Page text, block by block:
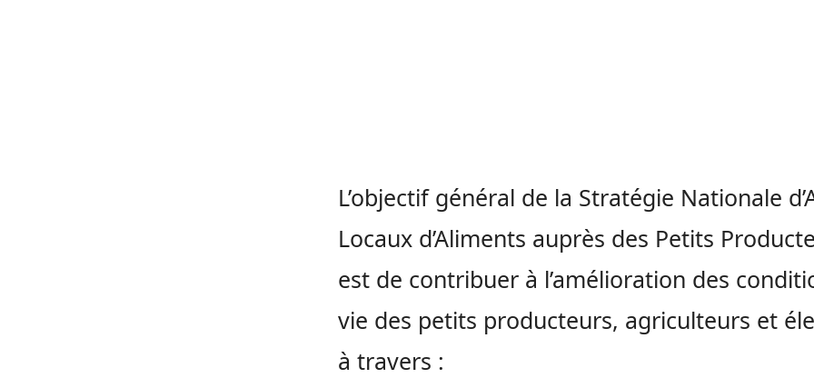
L’objectif général de la Stratégie Nationale
Locaux d’Aliments auprès des Petits
est de contribuer à l’amélioration des
vie des petits producteurs, agriculteurs et
à travers :